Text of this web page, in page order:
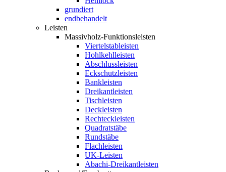
grundiert
endbehandelt
Leisten
Massivholz-Funktionsleisten
Viertelstableisten
Hohlkehlleisten
Abschlussleisten
Eckschutzleisten
Bankleisten
Dreikantleisten
Tischleisten
Deckleisten
Rechteckleisten
Quadratstäbe
Rundstäbe
Flachleisten
UK-Leisten
Abachi-Dreikantleisten